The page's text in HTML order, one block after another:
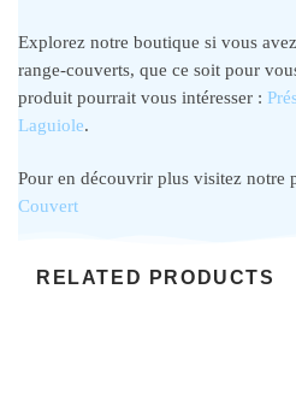
Explorez notre boutique si vous
range-couverts, que ce soit pour
produit pourrait vous intéresser :
Laguiole.
Pour en découvrir plus visitez notre
Couvert
RELATED PRODUCTS